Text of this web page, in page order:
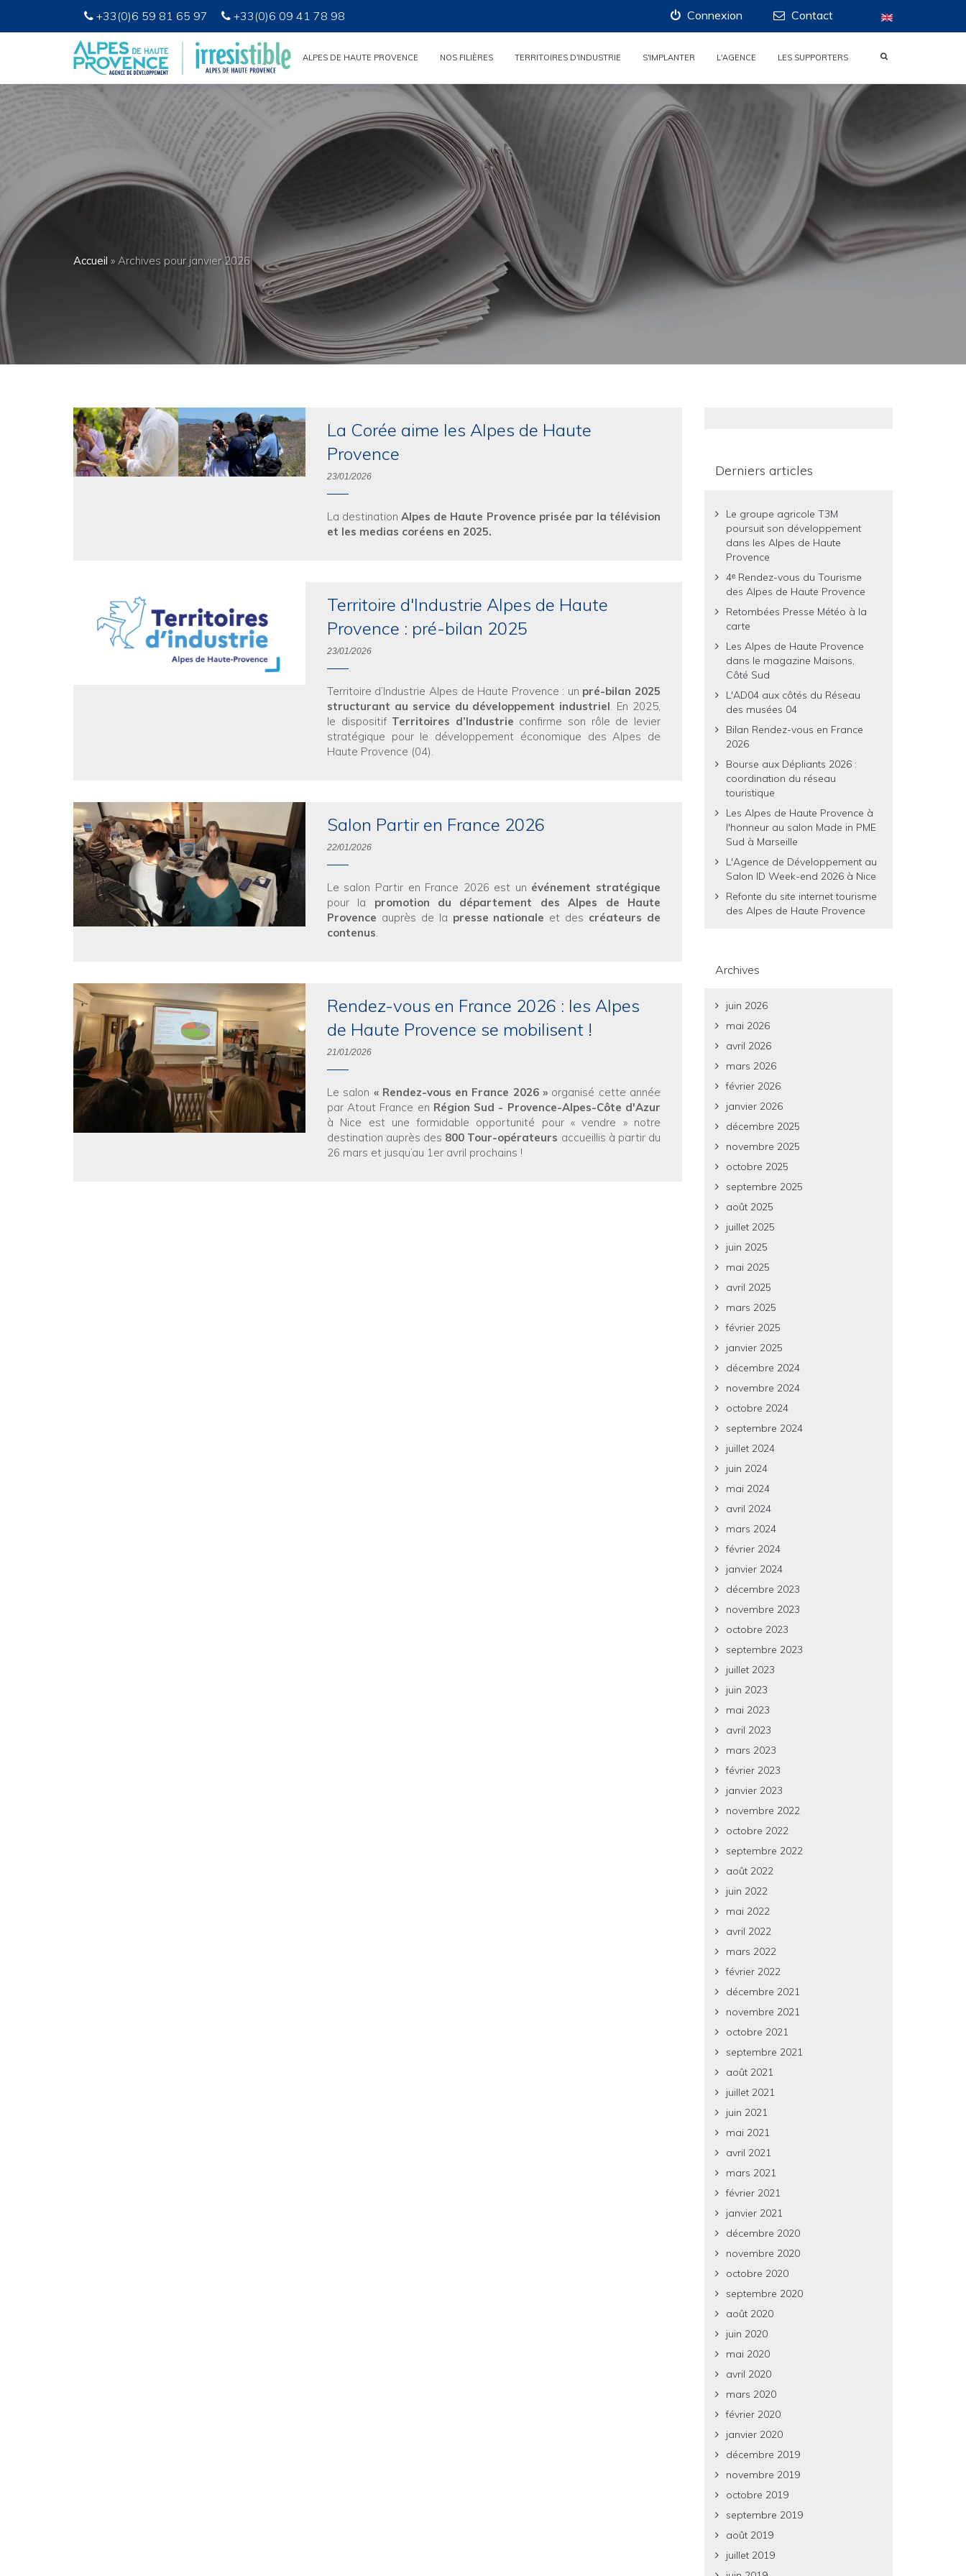
+33(0)6 59 81 65 97 +33(0)6 09 41 78 98 Connexion Contact
ALPES DE HAUTE PROVENCE NOS FILIÈRES TERRITOIRES D'INDUSTRIE S'IMPLANTER L'AGENCE LES SUPPORTERS
Accueil » Archives pour janvier 2026
La Corée aime les Alpes de Haute
Provence
23/01/2026
La destinationAlpes de Haute Provence prisée par la télévision
et les medias coréens en 2025.
Territoire d'Industrie Alpes de Haute
Provence : pré-bilan 2025
23/01/2026
Territoire d’Industrie Alpes de Haute Provence : un pré-bilan 2025
structurant au service du développement industriel. En 2025,
le dispositif Territoires d’Industrie confirme son rôle de levier
stratégique pour le développement économique des Alpes de
Haute Provence (04).
Salon Partir en France 2026
22/01/2026
Le salon Partir en France 2026 est un événement stratégique
pour la promotion du département des Alpes de Haute
Provence auprès de la presse nationale et des créateurs de
contenus.
Rendez-vous en France 2026 : les Alpes
de Haute Provence se mobilisent !
21/01/2026
Le salon « Rendez-vous en France 2026 » organisé cette année
par Atout France en Région Sud - Provence-Alpes-Côte d'Azur
à Nice est une formidable opportunité pour « vendre » notre
destination auprès des 800 Tour-opérateurs accueillis à partir du
26 mars et jusqu’au 1er avril prochains !
Derniers articles
Le groupe agricole T3M
poursuit son développement
dans les Alpes de Haute
Provence
4ᵉ Rendez-vous du Tourisme
des Alpes de Haute Provence
Retombées Presse Météo à la
carte
Les Alpes de Haute Provence
dans le magazine Maisons,
Côté Sud
L'AD04 aux côtés du Réseau
des musées 04
Bilan Rendez-vous en France
2026
Bourse aux Dépliants 2026 :
coordination du réseau
touristique
Les Alpes de Haute Provence à
l'honneur au salon Made in PME
Sud à Marseille
L'Agence de Développement au
Salon ID Week-end 2026 à Nice
Refonte du site internet tourisme
des Alpes de Haute Provence
Archives
juin 2026
mai 2026
avril 2026
mars 2026
février 2026
janvier 2026
décembre 2025
novembre 2025
octobre 2025
septembre 2025
août 2025
juillet 2025
juin 2025
mai 2025
avril 2025
mars 2025
février 2025
janvier 2025
décembre 2024
novembre 2024
octobre 2024
septembre 2024
juillet 2024
juin 2024
mai 2024
avril 2024
mars 2024
février 2024
janvier 2024
décembre 2023
novembre 2023
octobre 2023
septembre 2023
juillet 2023
juin 2023
mai 2023
avril 2023
mars 2023
février 2023
janvier 2023
novembre 2022
octobre 2022
septembre 2022
août 2022
juin 2022
mai 2022
avril 2022
mars 2022
février 2022
décembre 2021
novembre 2021
octobre 2021
septembre 2021
août 2021
juillet 2021
juin 2021
mai 2021
avril 2021
mars 2021
février 2021
janvier 2021
décembre 2020
novembre 2020
octobre 2020
septembre 2020
août 2020
juin 2020
mai 2020
avril 2020
mars 2020
février 2020
janvier 2020
décembre 2019
novembre 2019
octobre 2019
septembre 2019
août 2019
juillet 2019